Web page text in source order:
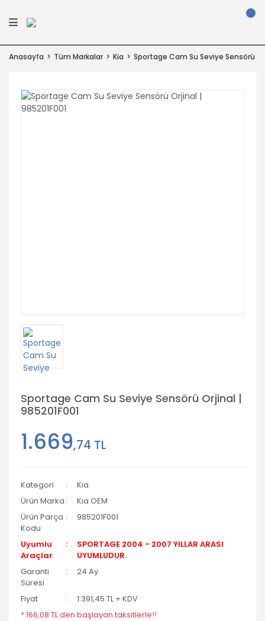
Anasayfa Tüm Markalar Kia Sportage Cam Su Seviye Sensörü
Sportage Cam Su Seviye Sensörü Orjinal |
985201F001
1.669,74 TL
Kategori
Kia
Ürün Marka
Kia OEM
Ürün Parça
Kodu
985201F001
Uyumlu
Araçlar
SPORTAGE 2004 - 2007 YILLAR ARASI
UYUMLUDUR.
Garanti
Süresi
24 Ay
Fiyat
1.391,45 TL + KDV
* 166,08 TL den başlayan taksitlerle!!